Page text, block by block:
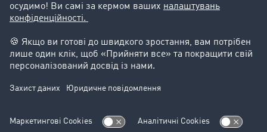
Підтримка
Юридичний
Реквізити компанії
Загальні Умови Користування